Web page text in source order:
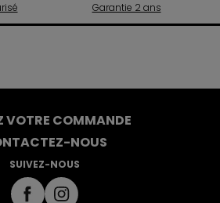
Garantie 2 ans
VOTRE COMMANDE
NOUS
SUIVEZ-NOUS